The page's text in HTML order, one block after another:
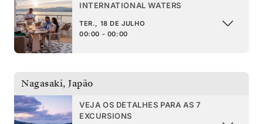
INTERNATIONAL WATERS
TER., 18 DE JULHO
00:00 - 00:00
Nagasaki, Japão
VEJA OS DETALHES PARA AS 7
EXCURSIONS